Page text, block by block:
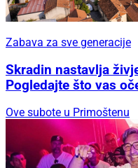
Zabava za sve generacije
Skradin nastavlja
Pogledajte što vas
Ove subote u Primoštenu